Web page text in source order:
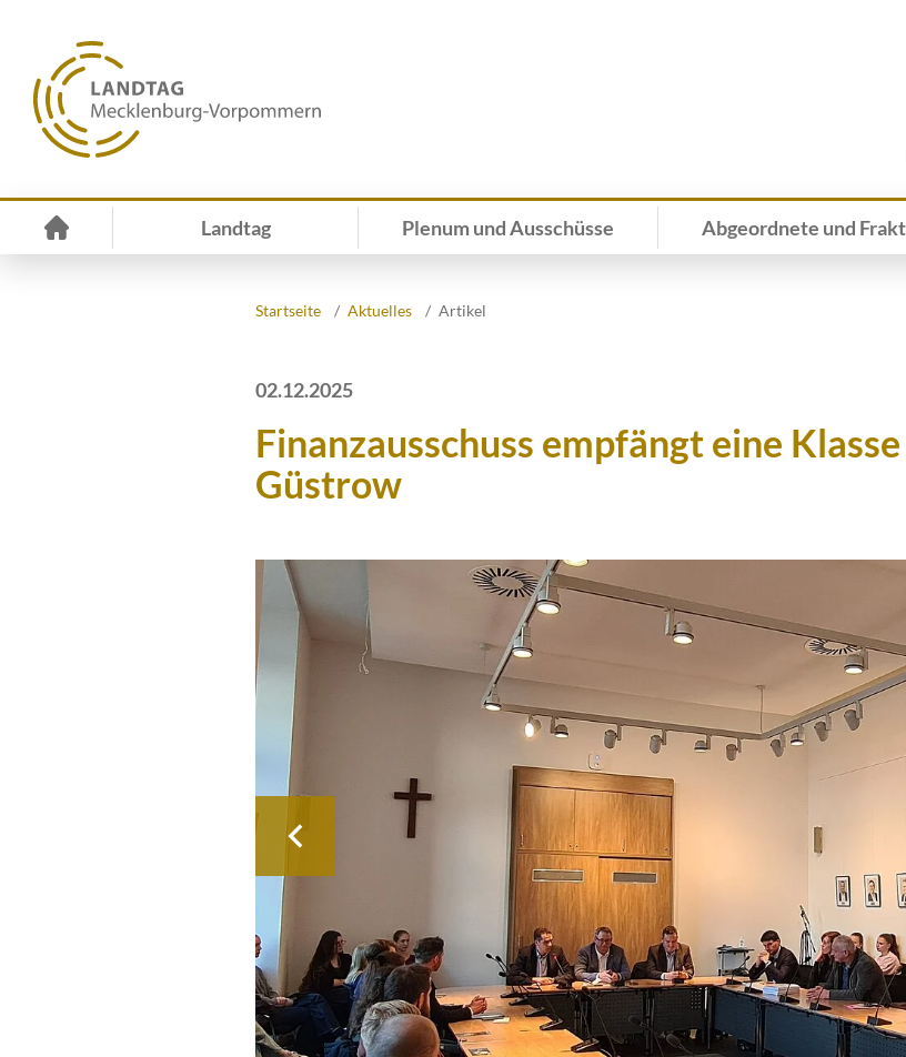
Landtag Plenum und Ausschüsse Abgeordnete und
Startseite Aktuelles Artikel
02.12.2025
Finanzausschuss empfängt eine
Güstrow